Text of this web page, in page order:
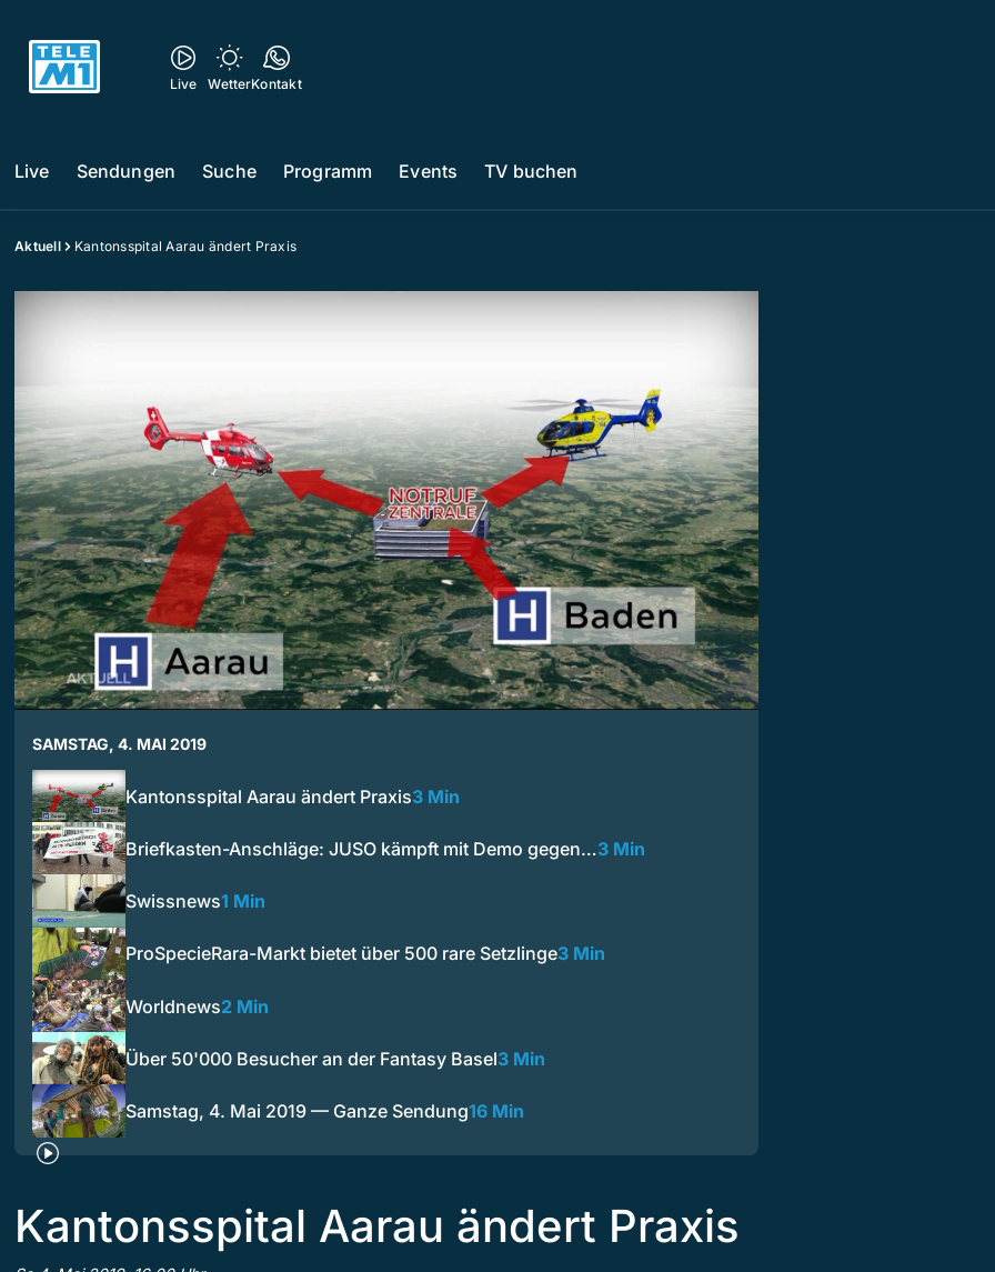
Live WetterKontakt
Live Sendungen Suche Programm Events TV buchen
Aktuell Kantonsspital Aarau ändert Praxis
SAMSTAG, 4. MAI 2019
Kantonsspital Aarau ändert Praxis3 Min
Briefkasten-Anschläge: JUSO kämpft mit Demo gegen…3 Min
Swissnews1 Min
ProSpecieRara-Markt bietet über 500 rare Setzlinge3 Min
Worldnews2 Min
Über 50'000 Besucher an der Fantasy Basel3 Min
Samstag, 4. Mai 2019 — Ganze Sendung16 Min
Kantonsspital Aarau ändert Praxis